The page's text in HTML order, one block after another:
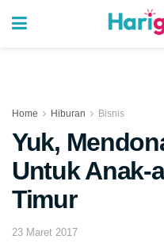
Home Hiburan Bisnis
Yuk,
Untuk Anak-
Timur
23 Maret 2017